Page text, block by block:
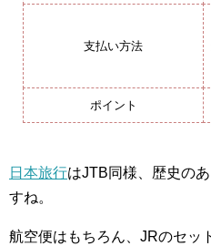
支払い方法
ポイント
日本旅行はJTB同様、歴史の
すね。
航空便はもちろん、JRのセッ